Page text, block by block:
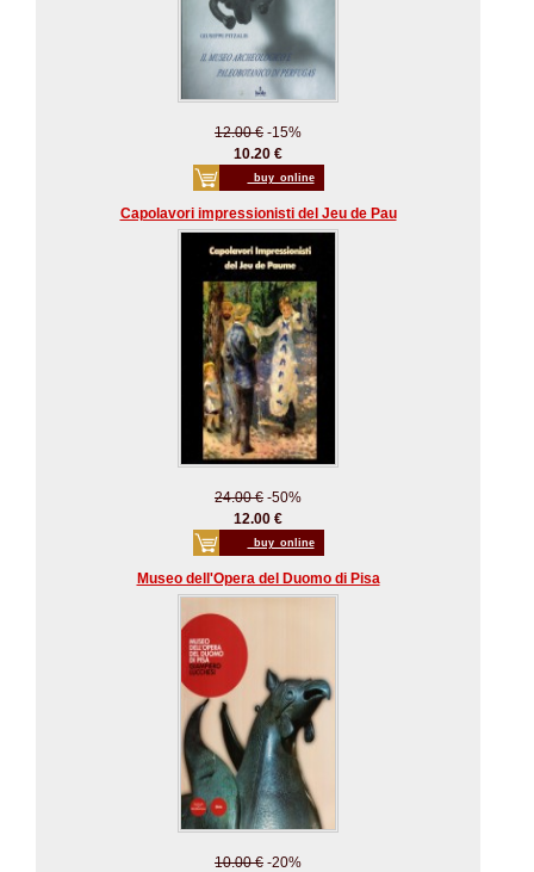
12.00 € -15%
10.20 €
_buy_online
Capolavori impressionisti del Jeu de Pau
24.00 € -50%
12.00 €
_buy_online
Museo dell'Opera del Duomo di Pisa
10.00 € -20%